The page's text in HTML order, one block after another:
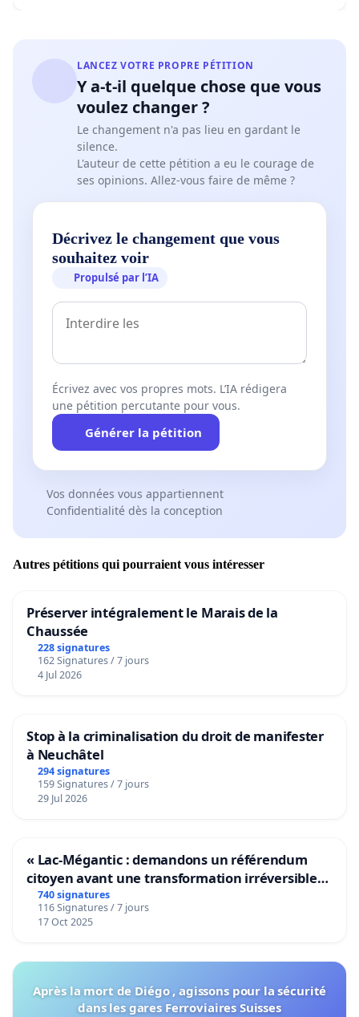
LANCEZ VOTRE PROPRE PÉTITION
Y a-t-il quelque chose que vous
voulez changer ?
Le changement n'a pas lieu en gardant le
silence.
L'auteur de cette pétition a eu le courage de
ses opinions. Allez-vous faire de même ?
Décrivez le changement que vous
souhaitez voir
Propulsé par l’IA
Écrivez avec vos propres mots. L’IA rédigera
une pétition percutante pour vous.
Générer la pétition
Vos données vous appartiennent
Confidentialité dès la conception
Autres pétitions qui pourraient vous intéresser
Préserver intégralement le Marais de la
Chaussée
228 signatures
162 Signatures / 7 jours
4 Jul 2026
Stop à la criminalisation du droit de manifester
à Neuchâtel
294 signatures
159 Signatures / 7 jours
29 Jul 2026
« Lac-Mégantic : demandons un référendum
citoyen avant une transformation irréversible
de notre territoire »
740 signatures
116 Signatures / 7 jours
17 Oct 2025
Après la mort de Diégo , agissons pour la sécurité
dans les gares Ferroviaires Suisses